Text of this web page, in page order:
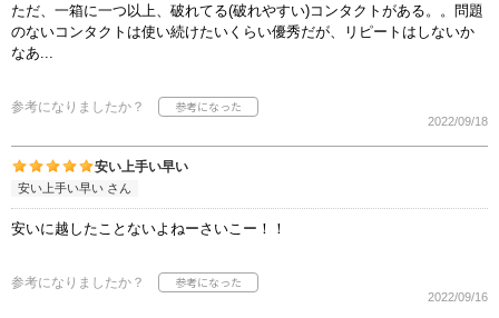
ただ、一箱に一つ以上、破れてる(破れやすい)コンタクトがある。。問題
のないコンタクトは使い続けたいくらい優秀だが、リピートはしないか
なあ...
参考になりましたか？
2022/09/18
安い上手い早い
安い上手い早い さん
安いに越したことないよねーさいこー！！
参考になりましたか？
2022/09/16